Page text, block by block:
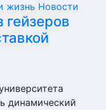
жизнь Новости
гейзеров
динамический